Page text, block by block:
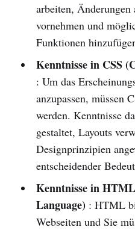
arbeiten, Änderungen
vornehmen und
Funktionen
Kenntnisse in CSS
: Um das
anzupassen, müssen
werden. Kenntnisse
gestaltet, Layouts
Designprinzipien
entscheidender
Kenntnisse in
Language): HTML
Webseiten und Sie